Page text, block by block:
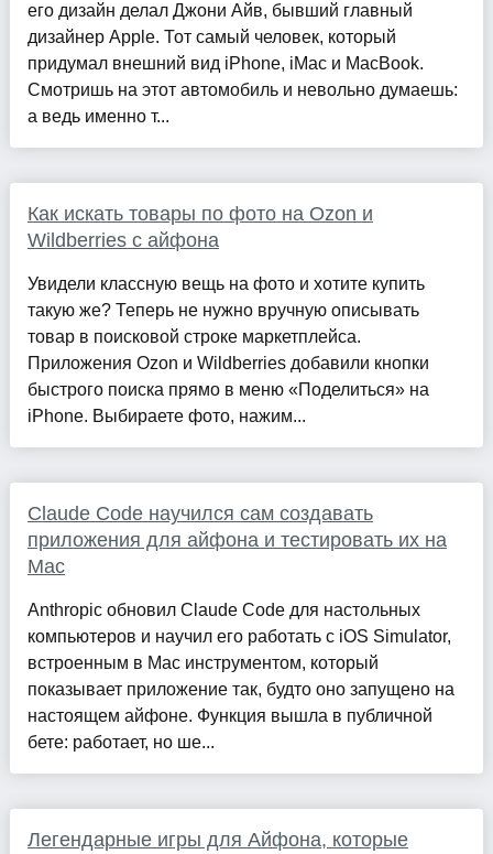
его дизайн делал Джони Айв, бывший главный
дизайнер Apple. Тот самый человек, который
придумал внешний вид iPhone, iMac и MacBook.
Смотришь на этот автомобиль и невольно думаешь:
а ведь именно т...
Как искать товары по фото на Ozon и
Wildberries с айфона
Увидели классную вещь на фото и хотите купить
такую же? Теперь не нужно вручную описывать
товар в поисковой строке маркетплейса.
Приложения Ozon и Wildberries добавили кнопки
быстрого поиска прямо в меню «Поделиться» на
iPhone. Выбираете фото, нажим...
Claude Code научился сам создавать
приложения для айфона и тестировать их на
Mac
Anthropic обновил Claude Code для настольных
компьютеров и научил его работать с iOS Simulator,
встроенным в Mac инструментом, который
показывает приложение так, будто оно запущено на
настоящем айфоне. Функция вышла в публичной
бете: работает, но ше...
Легендарные игры для Айфона, которые